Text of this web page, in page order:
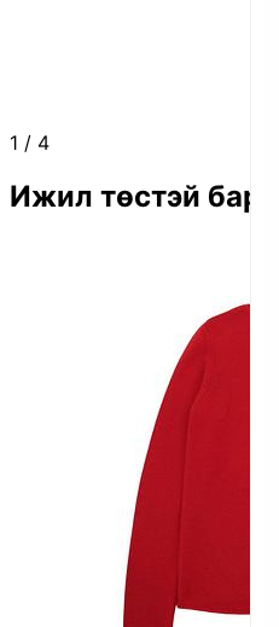
1 / 4
Ижил төстэй бараа